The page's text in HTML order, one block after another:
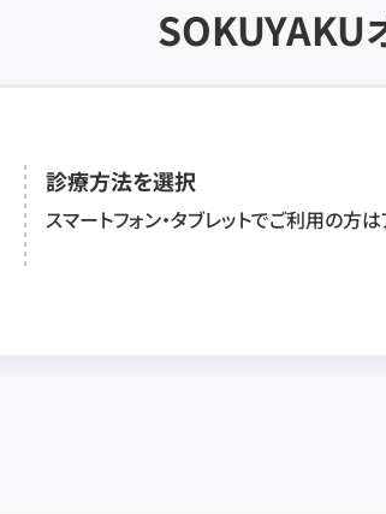
SOKUYAKU
診療方法を選択
スマートフォン・タブレットでご利用の方